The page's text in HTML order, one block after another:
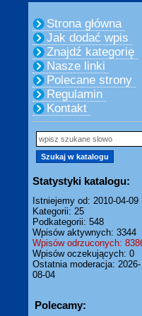
Strona główna
Jak dodać wpis
Znajdź kategorię
Nasze linki
Polecane strony
Regulamin
Kontakt
Statystyki katalogu:
Istniejemy od: 2010-04-09
Kategorii: 25
Podkategorii: 548
Wpisów aktywnych: 3344
Wpisów odrzuconych:
Wpisów oczekujących: 0
Ostatnia moderacja: 2026-
08-04
Polecamy: